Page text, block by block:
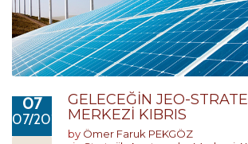
07
07/2022
GELECEĞİN JEO-
MERKEZİ KIBRIS
by Ömer Faruk PEKGÖZ